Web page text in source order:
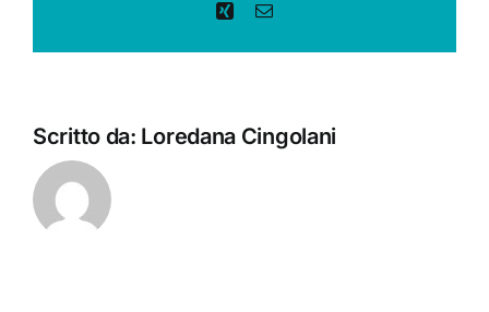
Xing Email
Scritto da: Loredana Cingolani